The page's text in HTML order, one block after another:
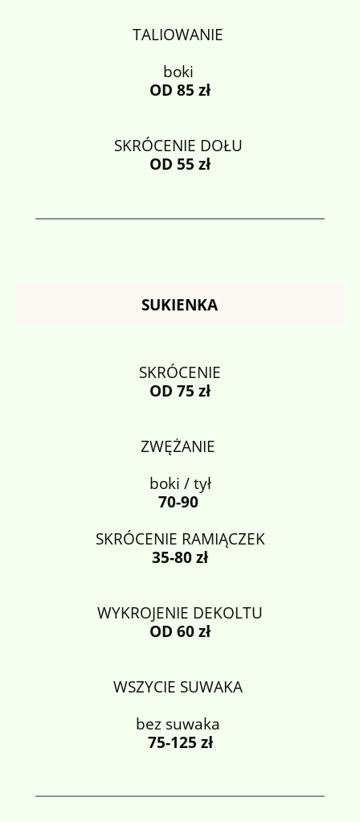
TALIOWANIE
boki
OD 85 zł
SKRÓCENIE DOŁU
OD 55 zł
SUKIENKA
SKRÓCENIE
OD 75 zł
ZWĘŻANIE
boki / tył
70-90
SKRÓCENIE RAMIĄCZEK
35-80 zł
WYKROJENIE DEKOLTU
OD 60 zł
WSZYCIE SUWAKA
bez suwaka
75-125 zł